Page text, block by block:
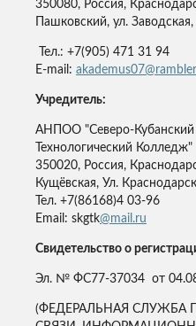
350080, Россия,
Пашковский, ул.
Тел.: +7(905) 471 31 94
E-mail:
Учредитель:
АНПОО "Северо-Кубанский
Технологический Колледж"
350020, Россия,
Кущёвская, Ул.
Тел. +7(86168)4 03-96
Email: skgtk@mail.ru
Свидетельство о
Эл. № ФС77-37034 от
(ФЕДЕРАЛЬНАЯ СЛУЖБА